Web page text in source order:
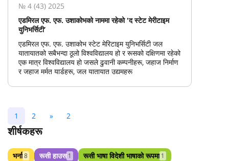
№ 4 (43) 2025
एडमिरल एफ. एफ. उशाकोभको नाममा रहेको 'द स्टेट मेरीटाइम
युनिभर्सिटी’
एडमिरल एफ. एफ. उशाकोभ स्टेट मेरिटाइम युनिभर्सिटी जल
यातायातको सबैभन्दा ठूलो विश्वविद्यालय हो र रूसको दक्षिणमा रहेको
एक मात्र विश्वविद्यालय हो जसले ढुवानी कम्पनीहरू, जहाज निर्माण
र जहाज मर्मत यार्डहरू, जल यातायात उद्यमहरू
1 2 » 2
शीर्षकहरू
भर्ना8 रूसी हाउस 1 रूसी भाषा विदेशी भाषाको रूपमा 1